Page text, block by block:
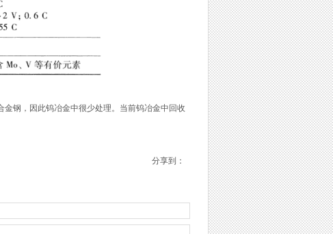
钢，因此钨冶金中很少处理。当前钨冶金中回收
分享到：